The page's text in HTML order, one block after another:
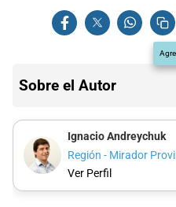
Sobre el Autor
Ignacio Andreychuk
Región - Mirador
Ver Perfil